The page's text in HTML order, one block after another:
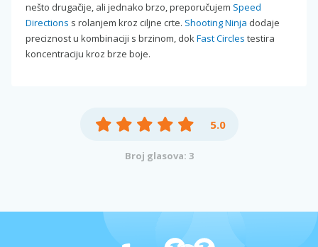
nešto drugačije, ali jednako brzo, preporučujem Speed
Directions s rolanjem kroz ciljne crte. Shooting Ninja dodaje
preciznost u kombinaciji s brzinom, dokFast Circles testira
koncentraciju kroz brze boje.
5.0
Broj glasova: 3